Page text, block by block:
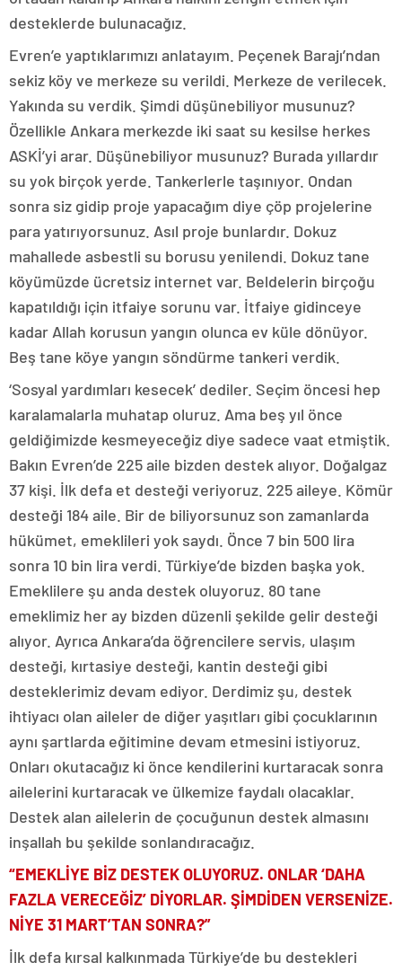
desteklerde bulunacağız.
Evren’e yaptıklarımızı anlatayım. Peçenek Barajı’ndan
sekiz köy ve merkeze su verildi. Merkeze de verilecek.
Yakında su verdik. Şimdi düşünebiliyor musunuz?
Özellikle Ankara merkezde iki saat su kesilse herkes
ASKİ’yi arar. Düşünebiliyor musunuz? Burada yıllardır
su yok birçok yerde. Tankerlerle taşınıyor. Ondan
sonra siz gidip proje yapacağım diye çöp projelerine
para yatırıyorsunuz. Asıl proje bunlardır. Dokuz
mahallede asbestli su borusu yenilendi. Dokuz tane
köyümüzde ücretsiz internet var. Beldelerin birçoğu
kapatıldığı için itfaiye sorunu var. İtfaiye gidinceye
kadar Allah korusun yangın olunca ev küle dönüyor.
Beş tane köye yangın söndürme tankeri verdik.
‘Sosyal yardımları kesecek’ dediler. Seçim öncesi hep
karalamalarla muhatap oluruz. Ama beş yıl önce
geldiğimizde kesmeyeceğiz diye sadece vaat etmiştik.
Bakın Evren’de 225 aile bizden destek alıyor. Doğalgaz
37 kişi. İlk defa et desteği veriyoruz. 225 aileye. Kömür
desteği 184 aile. Bir de biliyorsunuz son zamanlarda
hükümet, emeklileri yok saydı. Önce 7 bin 500 lira
sonra 10 bin lira verdi. Türkiye’de bizden başka yok.
Emeklilere şu anda destek oluyoruz. 80 tane
emeklimiz her ay bizden düzenli şekilde gelir desteği
alıyor. Ayrıca Ankara’da öğrencilere servis, ulaşım
desteği, kırtasiye desteği, kantin desteği gibi
desteklerimiz devam ediyor. Derdimiz şu, destek
ihtiyacı olan aileler de diğer yaşıtları gibi çocuklarının
aynı şartlarda eğitimine devam etmesini istiyoruz.
Onları okutacağız ki önce kendilerini kurtaracak sonra
ailelerini kurtaracak ve ülkemize faydalı olacaklar.
Destek alan ailelerin de çocuğunun destek almasını
inşallah bu şekilde sonlandıracağız.
“EMEKLİYE BİZ DESTEK OLUYORUZ. ONLAR ‘DAHA
FAZLA VERECEĞİZ’ DİYORLAR. ŞİMDİDEN VERSENİZE.
NİYE 31 MART’TAN SONRA?”
İlk defa kırsal kalkınmada Türkiye’de bu destekleri